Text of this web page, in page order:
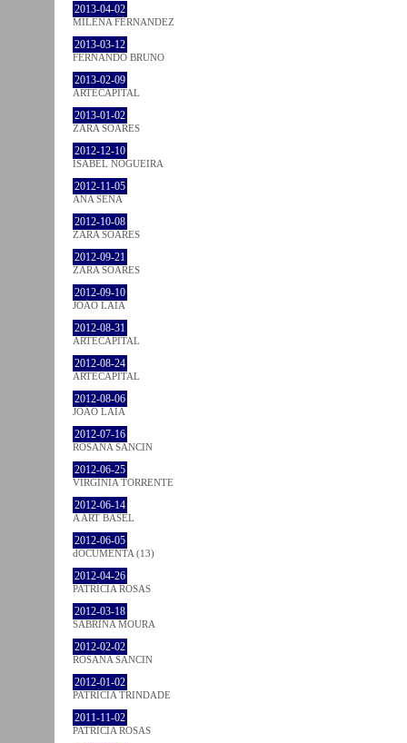
2013-04-02
MILENA FÉRNANDEZ
2013-03-12
FERNANDO BRUNO
2013-02-09
ARTECAPITAL
2013-01-02
ZARA SOARES
2012-12-10
ISABEL NOGUEIRA
2012-11-05
ANA SENA
2012-10-08
ZARA SOARES
2012-09-21
ZARA SOARES
2012-09-10
JOÃO LAIA
2012-08-31
ARTECAPITAL
2012-08-24
ARTECAPITAL
2012-08-06
JOÃO LAIA
2012-07-16
ROSANA SANCIN
2012-06-25
VIRGINIA TORRENTE
2012-06-14
A ART BASEL
2012-06-05
dOCUMENTA (13)
2012-04-26
PATRÍCIA ROSAS
2012-03-18
SABRINA MOURA
2012-02-02
ROSANA SANCIN
2012-01-02
PATRÍCIA TRINDADE
2011-11-02
PATRÍCIA ROSAS